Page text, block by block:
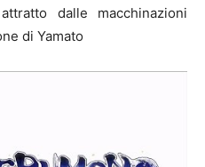
dalle macchinazioni
di Yamato